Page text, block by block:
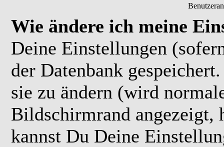
Wie ändere ich meine
Deine Einstellungen
der Datenbank
sie zu ändern (wird
Bildschirmrand angezeigt,
kannst Du Deine